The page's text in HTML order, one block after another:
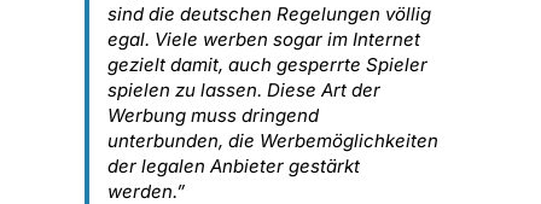
sind die deutschen Regelungen völlig
egal. Viele werben sogar im Internet
gezielt damit, auch gesperrte Spieler
spielen zu lassen. Diese Art der
Werbung muss dringend
unterbunden, die Werbemöglichkeiten
der legalen Anbieter gestärkt
werden.”